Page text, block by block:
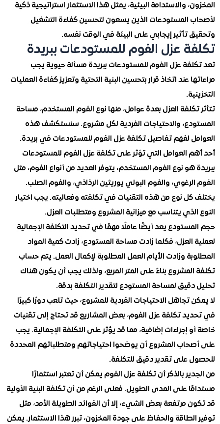
والاستدامة البيئية، يمثل هذا الاستثمار استراتيجية ذكية
المستودعات الذين يسعون لتحسين كفاءة التشغيل
تأثير إيجابي على البيئة في الوقت نفسه.
عزل الفوم للمستودعات ببريدة
عزل الفوم للمستودعات ببريدة مسألة حيوية يجب
عند اتخاذ قرار بتحسين البنية التحتية وتعزيز كفاءة العمليات
العزل بعدة عوامل، منها نوع الفوم المستخدم، مساحة
والاحتياجات الفردية لكل مشروع. سنستكشف هذه
لفهم تفاصيل تكلفة عزل الفوم للمستودعات في بريدة.
العوامل التي تؤثر على تكلفة عزل الفوم للمستودعات
هو نوع الفوم المستخدم، يتوفر العديد من أنواع الفوم، مثل
والفوم البولي يوريثين الرذاذي، والفوم الصلب.
نوع من هذه التقنيات في تكلفته وفعاليته. يجب اختيار
يتناسب مع ميزانية المشروع ومتطلبات العزل.
يعد أيضًا عاملًا مهمًا في تحديد التكلفة الإجمالية
العزل، فكلما زادت مساحة المستودع، زادت كمية المواد
وزادت الأيام العمل المطلوبة لإكمال العمل. يتم حساب
بناءً على المتر المربع، ولذلك يجب أن يكون هناك
لمساحة المستودع لتقدير التكلفة بدقة.
تجاهل الاحتياجات الفردية للمشروع، حيث تلعب دورًا كبيرًا
تكلفة عزل الفوم، بعض المشاريع قد تحتاج إلى تقنيات
إجراءات إضافية، مما قد يؤثر على التكلفة الإجمالية. يجب
المشروع أن يوضحوا احتياجاتهم ومتطلباتهم المحددة
على تقدير دقيق للتكلفة.
بالذكر أن تكلفة عزل الفوم يمكن أن تعتبر استثمارًا
على المدى الطويل. فعلى الرغم من أن تكلفة البنية الأولية
مرتفعة بعض الشيء، إلا أن الفوائد الطويلة الأمد، مثل
والحفاظ على جودة المخزون، تبرر هذا الاستثمار. يمكن